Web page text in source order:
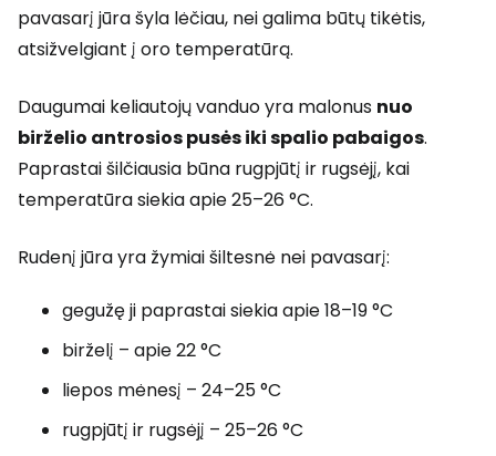
pavasarį jūra šyla lėčiau, nei galima būtų tikėtis,
atsižvelgiant į oro temperatūrą.
Daugumai keliautojų vanduo yra malonus nuo
birželio antrosios pusės iki spalio pabaigos.
Paprastai šilčiausia būna rugpjūtį ir rugsėjį, kai
temperatūra siekia apie 25–26 °C.
Rudenį jūra yra žymiai šiltesnė nei pavasarį:
gegužę ji paprastai siekia apie 18–19 °C
birželį – apie 22 °C
liepos mėnesį – 24–25 °C
rugpjūtį ir rugsėjį – 25–26 °C